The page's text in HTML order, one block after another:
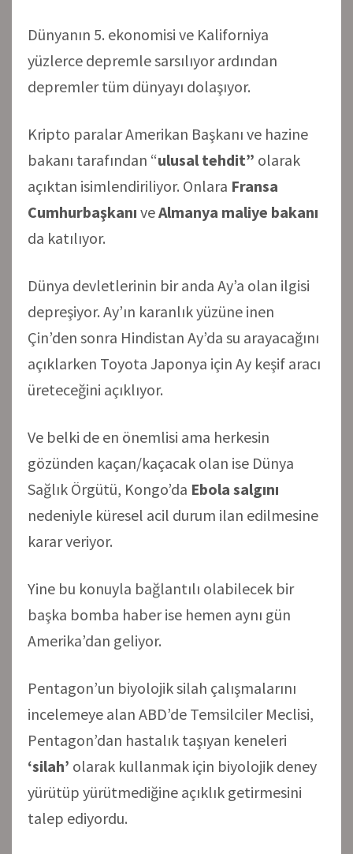
Dünyanın 5. ekonomisi ve Kaliforniya
yüzlerce depremle sarsılıyor ardından
depremler tüm dünyayı dolaşıyor.
Kripto paralar Amerikan Başkanı ve hazine
bakanı tarafından “ulusal tehdit” olarak
açıktan isimlendiriliyor. Onlara Fransa
Cumhurbaşkanı veAlmanya maliye bakanı
da katılıyor.
Dünya devletlerinin bir anda Ay’a olan ilgisi
depreşiyor. Ay’ın karanlık yüzüne inen
Çin’den sonra Hindistan Ay’da su arayacağını
açıklarken Toyota Japonya için Ay keşif aracı
üreteceğini açıklıyor.
Ve belki de en önemlisi ama herkesin
gözünden kaçan/kaçacak olan ise Dünya
Sağlık Örgütü, Kongo’da Ebola salgını
nedeniyle küresel acil durum ilan edilmesine
karar veriyor.
Yine bu konuyla bağlantılı olabilecek bir
başka bomba haber ise hemen aynı gün
Amerika’dan geliyor.
Pentagon’un biyolojik silah çalışmalarını
incelemeye alan ABD’de Temsilciler Meclisi,
Pentagon’dan hastalık taşıyan keneleri
‘silah’ olarak kullanmak için biyolojik deney
yürütüp yürütmediğine açıklık getirmesini
talep ediyordu.